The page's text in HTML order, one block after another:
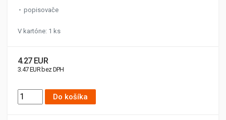
popisovače
V kartóne: 1 ks
4.27 EUR
3.47 EUR bez DPH
Do košíka